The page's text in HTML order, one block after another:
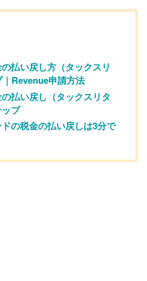
払い戻し方（タックスリ
Revenue申請方法
払い戻し（タックスリタ
プ
の税金の払い戻しは3分で